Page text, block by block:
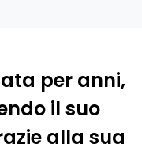
per anni,
il suo
alla sua